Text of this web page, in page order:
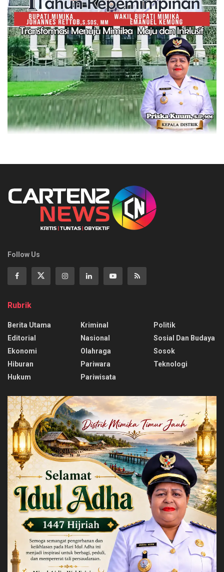
Follow Us
Rubrik
Berita Utama
Editorial
Ekonomi
Hiburan
Hukum
Kriminal
Nasional
Olahraga
Pariwara
Pariwisata
Politik
Sosial Dan Budaya
Sosok
Teknologi